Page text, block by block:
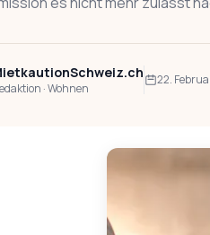
· Wohnen
22.